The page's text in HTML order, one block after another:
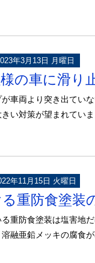
年3月13日 月曜日
の車に滑り
車両より突き出てい
い対策が望まれてい
年11月15日 火曜日
重防食塗装
重防食塗装は塩害地
融亜鉛メッキの腐食